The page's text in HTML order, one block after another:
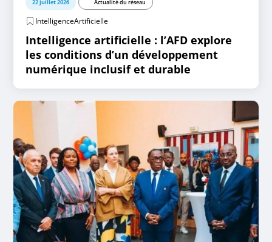
22 juillet 2026 Actualité du réseau
IntelligenceArtificielle
Intelligence artificielle : l’AFD explore
les conditions d’un développement
numérique inclusif et durable